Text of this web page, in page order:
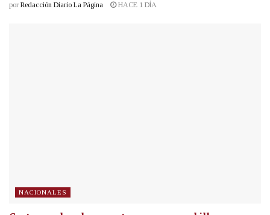
por Redacción Diario La Página HACE 1 DÍA
NACIONALES